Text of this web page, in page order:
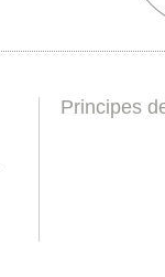
Principes